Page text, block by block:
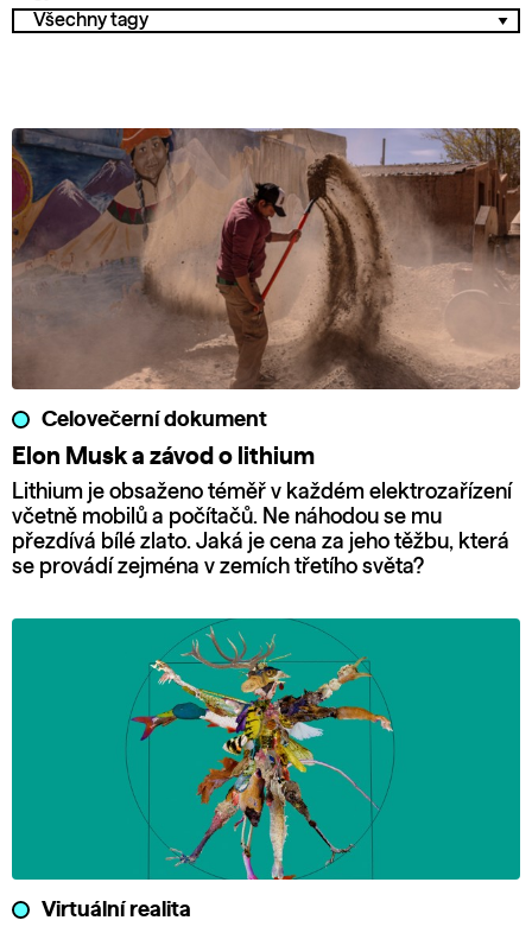
Celovečerní dokument
Elon Musk a závod o lithium
Lithium je obsaženo téměř v každém elektrozařízení
včetně mobilů a počítačů. Ne náhodou se mu
přezdívá bílé zlato. Jaká je cena za jeho těžbu, která
se provádí zejména v zemích třetího světa?
Virtuální realita